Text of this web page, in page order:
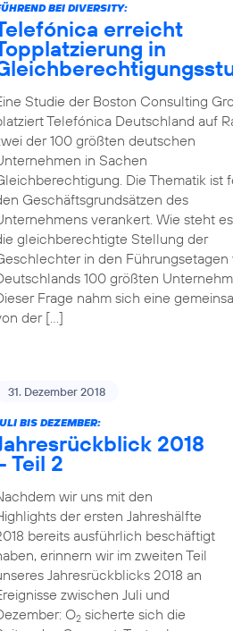
BEI DIVERSITY:
erreicht
in
Studie der Boston Consulting
Telefónica Deutschland auf
der 100 größten deutschen
in Sachen
Die Thematik ist
Geschäftsgrundsätzen des
verankert. Wie steht
gleichberechtigte Stellung der
in den Führungsetagen
100 größten
Frage nahm sich eine
der […]
31. Dezember 2018
BIS DEZEMBER:
2018
Teil 2
wir uns mit den
der ersten Jahreshälfte
bereits ausführlich beschäftigt
erinnern wir im zweiten Teil
Jahresrückblicks 2018 an
zwischen Juli und
O2sicherte sich die